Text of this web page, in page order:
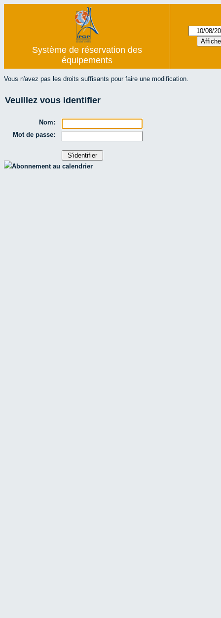
Système de réservation des
équipements
Vous n'avez pas les droits suffisants pour faire une modification.
Veuillez vous identifier
Nom:
Mot de passe:
Abonnement au calendrier